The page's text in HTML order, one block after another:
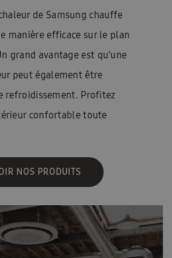
de Samsung chauffe
manière efficace sur le plan
grand avantage est qu'une
peut également être
refroidissement. Profitez
confortable toute
NOS PRODUITS